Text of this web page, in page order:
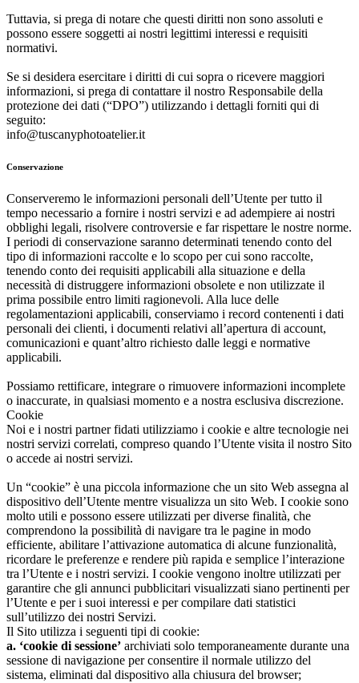
Tuttavia, si prega di notare che questi diritti non sono assoluti e
possono essere soggetti ai nostri legittimi interessi e requisiti
normativi.
Se si desidera esercitare i diritti di cui sopra o ricevere maggiori
informazioni, si prega di contattare il nostro Responsabile della
protezione dei dati (“DPO”) utilizzando i dettagli forniti qui di
seguito:
info@tuscanyphotoatelier.it
Conservazione
Conserveremo le informazioni personali dell’Utente per tutto il
tempo necessario a fornire i nostri servizi e ad adempiere ai nostri
obblighi legali, risolvere controversie e far rispettare le nostre norme.
I periodi di conservazione saranno determinati tenendo conto del
tipo di informazioni raccolte e lo scopo per cui sono raccolte,
tenendo conto dei requisiti applicabili alla situazione e della
necessità di distruggere informazioni obsolete e non utilizzate il
prima possibile entro limiti ragionevoli. Alla luce delle
regolamentazioni applicabili, conserviamo i record contenenti i dati
personali dei clienti, i documenti relativi all’apertura di account,
comunicazioni e quant’altro richiesto dalle leggi e normative
applicabili.
Possiamo rettificare, integrare o rimuovere informazioni incomplete
o inaccurate, in qualsiasi momento e a nostra esclusiva discrezione.
Cookie
Noi e i nostri partner fidati utilizziamo i cookie e altre tecnologie nei
nostri servizi correlati, compreso quando l’Utente visita il nostro Sito
o accede ai nostri servizi.
Un “cookie” è una piccola informazione che un sito Web assegna al
dispositivo dell’Utente mentre visualizza un sito Web. I cookie sono
molto utili e possono essere utilizzati per diverse finalità, che
comprendono la possibilità di navigare tra le pagine in modo
efficiente, abilitare l’attivazione automatica di alcune funzionalità,
ricordare le preferenze e rendere più rapida e semplice l’interazione
tra l’Utente e i nostri servizi. I cookie vengono inoltre utilizzati per
garantire che gli annunci pubblicitari visualizzati siano pertinenti per
l’Utente e per i suoi interessi e per compilare dati statistici
sull’utilizzo dei nostri Servizi.
Il Sito utilizza i seguenti tipi di cookie:
a. ‘cookie di sessione’ archiviati solo temporaneamente durante una
sessione di navigazione per consentire il normale utilizzo del
sistema, eliminati dal dispositivo alla chiusura del browser;